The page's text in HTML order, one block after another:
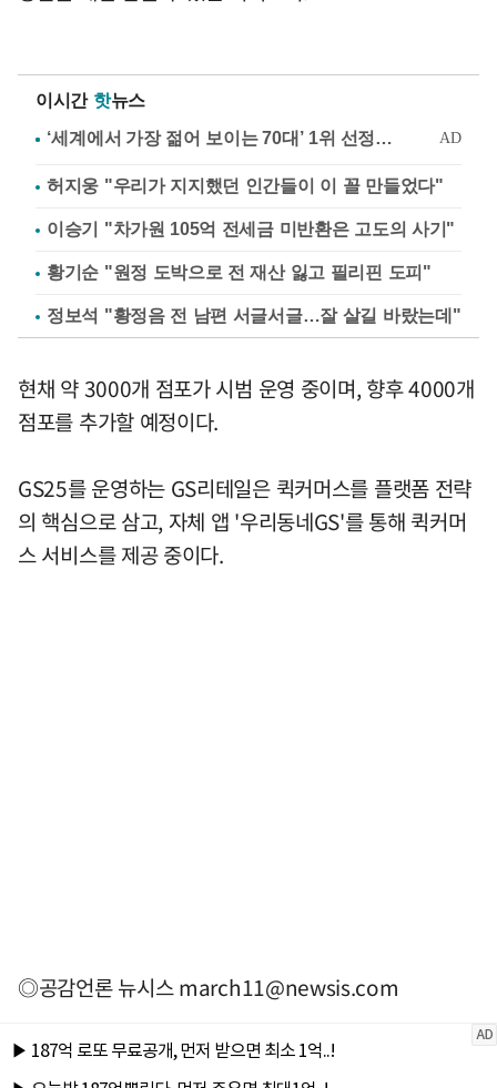
이시간 핫뉴스
허지웅 "우리가 지지했던 인간들이 이 꼴 만들었다"
이승기 "차가원 105억 전세금 미반환은 고도의 사기"
황기순 "원정 도박으로 전 재산 잃고 필리핀 도피"
정보석 "황정음 전 남편 서글서글…잘 살길 바랐는데"
현채 약 3000개 점포가 시범 운영 중이며, 향후 4000개
점포를 추가할 예정이다.
GS25를 운영하는 GS리테일은 퀵커머스를 플랫폼 전략
의 핵심으로 삼고, 자체 앱 '우리동네GS'를 통해 퀵커머
스 서비스를 제공 중이다.
◎공감언론 뉴시스march11@newsis.com